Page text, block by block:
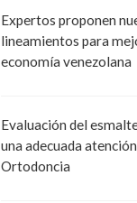
Expertos proponen
lineamientos para
economía venezolana
Evaluación del
una adecuada
Ortodoncia